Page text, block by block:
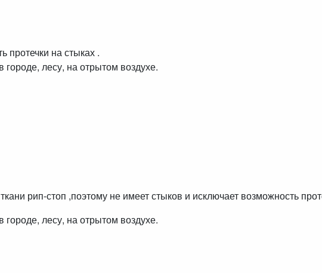
протечки на стыках .
лесу, на отрытом воздухе.
рип-стоп ,поэтому не имеет стыков и исключает возможность
лесу, на отрытом воздухе.